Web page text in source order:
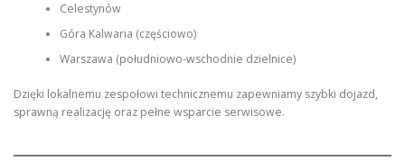
Celestynów
Góra Kalwaria (częściowo)
Warszawa (południowo-wschodnie dzielnice)
Dzięki lokalnemu zespołowi technicznemu zapewniamy szybki dojazd,
sprawną realizację oraz pełne wsparcie serwisowe.